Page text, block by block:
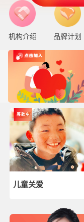
机构介绍 品牌计划
儿童关爱